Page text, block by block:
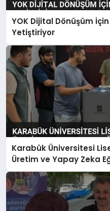
YOK Dijital Dönüşüm
Yetiştiriyor
Karabük Üniversitesi
Üretim ve Yapay Zeka